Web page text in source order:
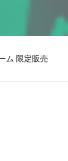
ム 限定販売